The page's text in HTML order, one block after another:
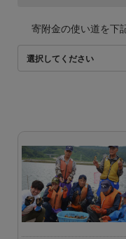
寄附金の使い道を下
選択してください